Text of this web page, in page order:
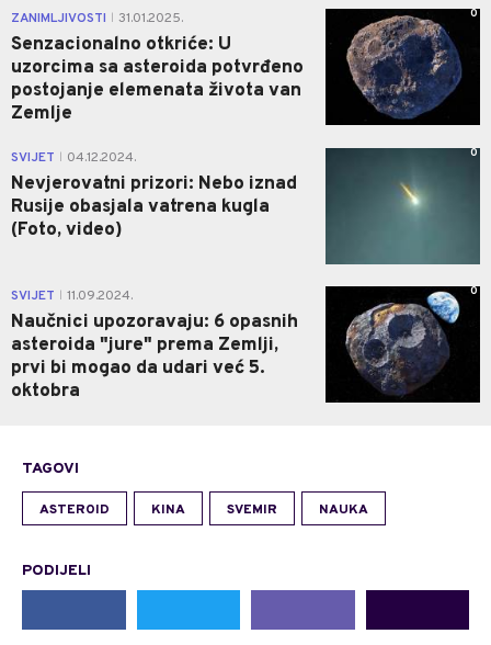
ZANIMLJIVOSTI 31.01.2025.
Senzacionalno otkriće: U
uzorcima sa asteroida potvrđeno
postojanje elemenata života van
Zemlje
0
SVIJET 04.12.2024.
Nevjerovatni prizori: Nebo iznad
Rusije obasjala vatrena kugla
(Foto, video)
0
SVIJET 11.09.2024.
Naučnici upozoravaju: 6 opasnih
asteroida "jure" prema Zemlji,
prvi bi mogao da udari već 5.
oktobra
0
TAGOVI
ASTEROID KINA SVEMIR NAUKA
PODIJELI